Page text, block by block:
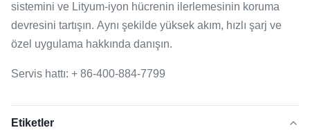
sistemini ve Lityum-iyon hücrenin ilerlemesinin koruma
devresini tartışın. Aynı şekilde yüksek akım, hızlı şarj ve
özel uygulama hakkında danışın.
Servis hattı: + 86-400-884-7799
Etiketler